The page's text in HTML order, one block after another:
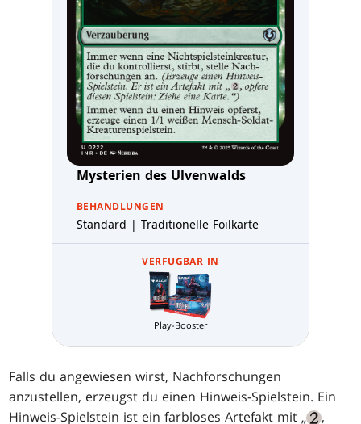
Mysterien des Ulvenwalds
BEHANDLUNGEN
Standard | Traditionelle Foilkarte
VERFUGBAR IN
Play-Booster
Falls du angewiesen wirst, Nachforschungen
anzustellen, erzeugst du einen Hinweis-Spielstein. Ein
Hinweis-Spielstein ist ein farbloses Artefakt mit „
,